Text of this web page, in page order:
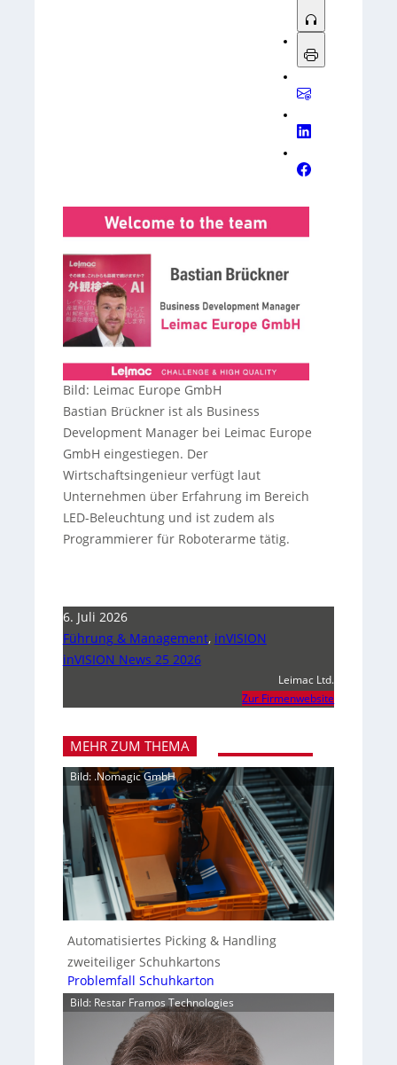
Bild: Leimac Europe GmbH
Bastian Brückner ist als Business
Development Manager bei Leimac Europe
GmbH eingestiegen. Der
Wirtschaftsingenieur verfügt laut
Unternehmen über Erfahrung im Bereich
LED-Beleuchtung und ist zudem als
Programmierer für Roboterarme tätig.
6. Juli 2026
Führung & Management, inVISION
inVISION News 25 2026
Leimac Ltd.
Zur Firmenwebsite
MEHR ZUM THEMA
Bild: .Nomagic GmbH
Automatisiertes Picking & Handling
zweiteiliger Schuhkartons
Problemfall Schuhkarton
Bild: Restar Framos Technologies